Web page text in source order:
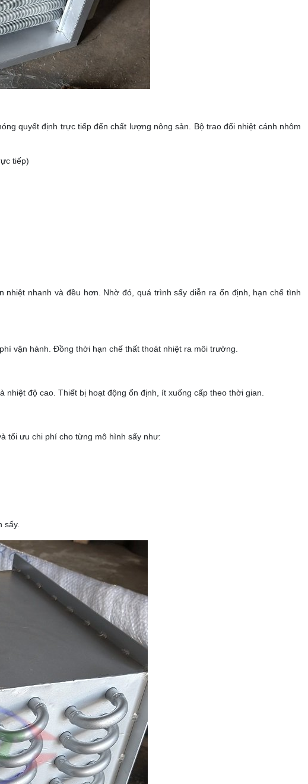
quyết định trực tiếp đến chất lượng nông sản. Bộ trao đổi nhiệt cánh nhôm
tiếp)
nhiệt nhanh và đều hơn. Nhờ đó, quá trình sấy diễn ra ổn định, hạn chế tình
vận hành. Đồng thời hạn chế thất thoát nhiệt ra môi trường.
độ cao. Thiết bị hoạt động ổn định, ít xuống cấp theo thời gian.
tối ưu chi phí cho từng mô hình sấy như:
sấy.